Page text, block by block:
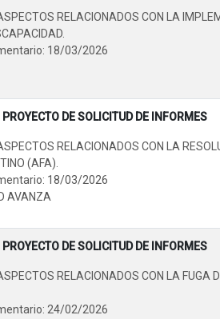
RELACIONADOS CON LA
18/03/2026
PROYECTO DE SOLICITUD DE INFORMES
RELACIONADOS CON LA
(AFA).
18/03/2026
AVANZA
PROYECTO DE SOLICITUD DE INFORMES
RELACIONADOS CON LA FUGA
24/02/2026